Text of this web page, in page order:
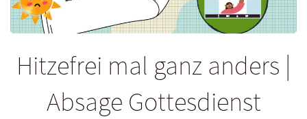
Hitzefrei mal ganz anders |
Absage Gottesdienst